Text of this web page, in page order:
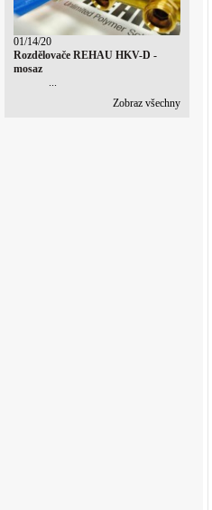
01/14/20
Rozdělovače REHAU HKV-D -
mosaz
...
Zobraz všechny